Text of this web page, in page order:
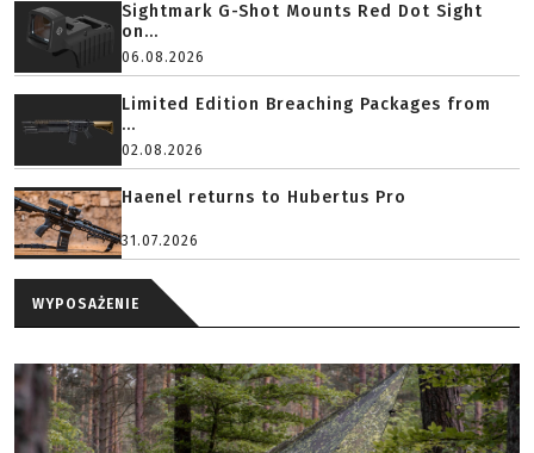
Sightmark G-Shot Mounts Red Dot Sight
on...
06.08.2026
Limited Edition Breaching Packages from
...
02.08.2026
Haenel returns to Hubertus Pro
31.07.2026
WYPOSAŻENIE